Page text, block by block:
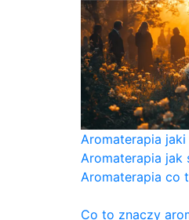
Aromaterapia
Aromaterapia jak
Aromaterapia co
Co to znaczy